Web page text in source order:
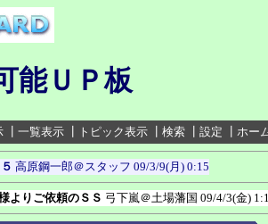
能ＵＰ板
一覧表示 トピック表示 検索 設定 ホー
高原鋼一郎＠スタッフ 09/3/9(月) 0:15
よりご依頼のＳＳ 弓下嵐＠土場藩国 09/4/3(金)